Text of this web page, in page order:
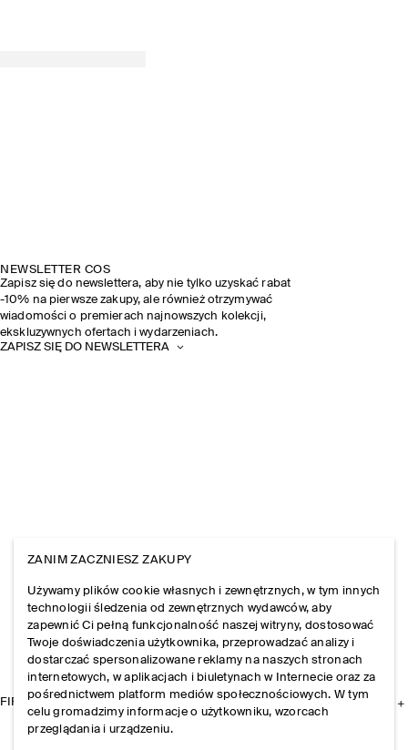
NEWSLETTER COS
Zapisz się do newslettera, aby nie tylko uzyskać rabat
-10% na pierwsze zakupy, ale również otrzymywać
wiadomości o premierach najnowszych kolekcji,
ekskluzywnych ofertach i wydarzeniach.
ZAPISZ SIĘ DO NEWSLETTERA
FIRMA
ZANIM ZACZNIESZ ZAKUPY
Używamy plików cookie własnych i zewnętrznych, w tym innych
technologii śledzenia od zewnętrznych wydawców, aby
zapewnić Ci pełną funkcjonalność naszej witryny, dostosować
Twoje doświadczenia użytkownika, przeprowadzać analizy i
dostarczać spersonalizowane reklamy na naszych stronach
internetowych, w aplikacjach i biuletynach w Internecie oraz za
pośrednictwem platform mediów społecznościowych. W tym
celu gromadzimy informacje o użytkowniku, wzorcach
przeglądania i urządzeniu.